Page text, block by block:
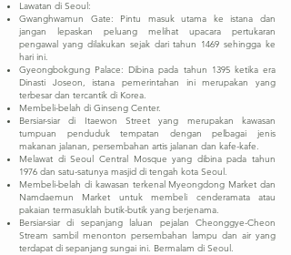
Lawatan di Seoul:
Gwanghwamun Gate: Pintu masuk utama ke istana dan
jangan lepaskan peluang melihat upacara pertukaran
pengawal yang dilakukan sejak dari tahun 1469 sehingga ke
hari ini.
Gyeongbokgung Palace: Dibina pada tahun 1395 ketika era
Dinasti Joseon, istana pemerintahan ini merupakan yang
terbesar dan tercantik di Korea.
Membeli-belah di Ginseng Center.
Bersiar-siar di Itaewon Street yang merupakan kawasan
tumpuan penduduk tempatan dengan pelbagai jenis
makanan jalanan, persembahan artis jalanan dan kafe-kafe.
Melawat di Seoul Central Mosque yang dibina pada tahun
1976 dan satu-satunya masjid di tengah kota Seoul.
Membeli-belah di kawasan terkenal Myeongdong Market dan
Namdaemun Market untuk membeli cenderamata atau
pakaian termasuklah butik-butik yang berjenama.
Bersiar-siar di sepanjang laluan pejalan Cheonggye-Cheon
Stream sambil menonton persembahan lampu dan air yang
terdapat di sepanjang sungai ini. Bermalam di Seoul.